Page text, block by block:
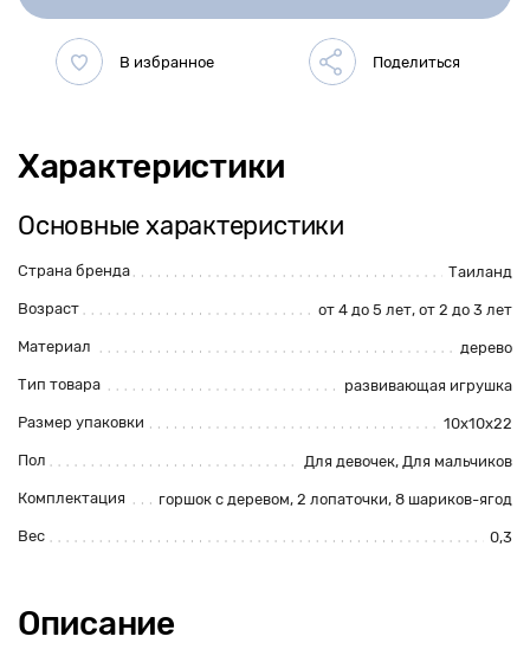
Характеристики
Основные характеристики
Страна бренда Таиланд
Возраст от 4 до 5 лет, от 2 до 3 лет
Материал дерево
Тип товара развивающая игрушка
Размер упаковки 10х10х22
Пол Для девочек, Для мальчиков
Комплектация горшок с деревом, 2 лопаточки, 8 шариков-ягод
Вес 0,3
Описание